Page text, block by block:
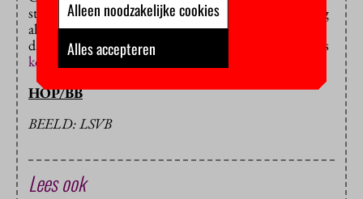
studiefinanciering aanpakken, maar de VVD staat nog
altijd vierkant achter het huidige leenstelsel. Het kan
daardoor nog even duren voordat er een nieuwe beurs
komt
HOP/BB
BEELD: LSVB
Lees ook
Alleen noodzakelijke cookies
Alles accepteren